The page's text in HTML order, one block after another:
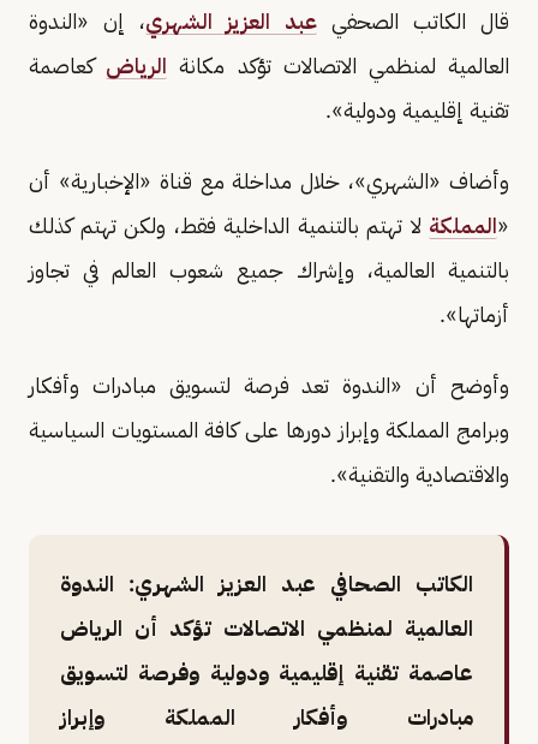
قال الكاتب الصحفيعبد العزيز الشهري، إن «الندوة
العالمية لمنظمي الاتصالات تؤكد مكانة الرياض كعاصمة
تقنية إقليمية ودولية».
وأضاف «الشهري»، خلال مداخلة مع قناة «الإخبارية» أن
«المملكة لا تهتم بالتنمية الداخلية فقط، ولكن تهتم كذلك
بالتنمية العالمية، وإشراك جميع شعوب العالم في تجاوز
أزماتها».
وأوضح أن «الندوة تعد فرصة لتسويق مبادرات وأفكار
وبرامج المملكة وإبراز دورها على كافة المستويات السياسية
والاقتصادية والتقنية».
الكاتب الصحافي عبد العزيز الشهري: الندوة
العالمية لمنظمي الاتصالات تؤكد أن الرياض
عاصمة تقنية إقليمية ودولية وفرصة لتسويق
مبادرات وأفكار المملكة وإبراز